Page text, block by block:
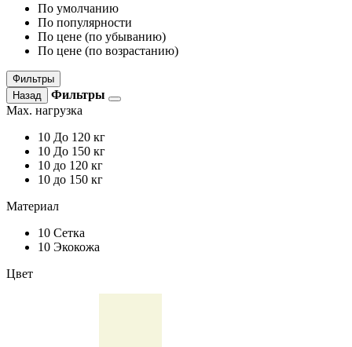
По умолчанию
По популярности
По цене (по убыванию)
По цене (по возрастанию)
Фильтры
Назад
Фильтры
Max. нагрузка
10 До 120 кг
10 До 150 кг
10 до 120 кг
10 до 150 кг
Материал
10 Сетка
10 Экокожа
Цвет